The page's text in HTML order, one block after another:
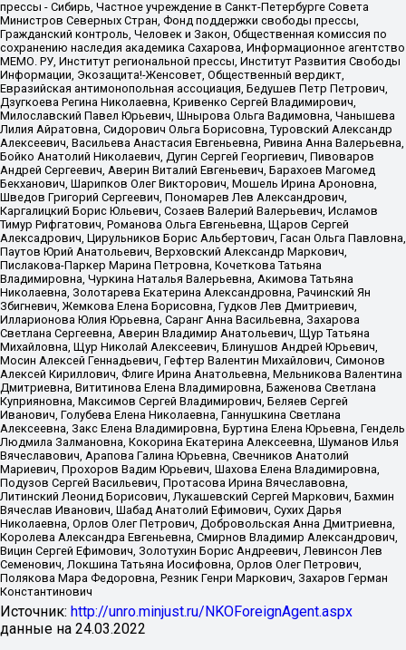
прессы - Сибирь, Частное учреждение в Санкт-Петербурге Совета
Министров Северных Стран, Фонд поддержки свободы прессы,
Гражданский контроль, Человек и Закон, Общественная комиссия по
сохранению наследия академика Сахарова, Информационное агентство
МЕМО. РУ, Институт региональной прессы, Институт Развития Свободы
Информации, Экозащита!-Женсовет, Общественный вердикт,
Евразийская антимонопольная ассоциация, Бедушев Петр Петрович,
Дзугкоева Регина Николаевна, Кривенко Сергей Владимирович,
Милославский Павел Юрьевич, Шнырова Ольга Вадимовна, Чанышева
Лилия Айратовна, Сидорович Ольга Борисовна, Туровский Александр
Алексеевич, Васильева Анастасия Евгеньевна, Ривина Анна Валерьевна,
Бойко Анатолий Николаевич, Дугин Сергей Георгиевич, Пивоваров
Андрей Сергеевич, Аверин Виталий Евгеньевич, Барахоев Магомед
Бекханович, Шарипков Олег Викторович, Мошель Ирина Ароновна,
Шведов Григорий Сергеевич, Пономарев Лев Александрович,
Каргалицкий Борис Юльевич, Созаев Валерий Валерьевич, Исламов
Тимур Рифгатович, Романова Ольга Евгеньевна, Щаров Сергей
Алексадрович, Цирульников Борис Альбертович, Гасан Ольга Павловна,
Паутов Юрий Анатольевич, Верховский Александр Маркович,
Пислакова-Паркер Марина Петровна, Кочеткова Татьяна
Владимировна, Чуркина Наталья Валерьевна, Акимова Татьяна
Николаевна, Золотарева Екатерина Александровна, Рачинский Ян
Збигневич, Жемкова Елена Борисовна, Гудков Лев Дмитриевич,
Илларионова Юлия Юрьевна, Саранг Анна Васильевна, Захарова
Светлана Сергеевна, Аверин Владимир Анатольевич, Щур Татьяна
Михайловна, Щур Николай Алексеевич, Блинушов Андрей Юрьевич,
Мосин Алексей Геннадьевич, Гефтер Валентин Михайлович, Симонов
Алексей Кириллович, Флиге Ирина Анатольевна, Мельникова Валентина
Дмитриевна, Вититинова Елена Владимировна, Баженова Светлана
Куприяновна, Максимов Сергей Владимирович, Беляев Сергей
Иванович, Голубева Елена Николаевна, Ганнушкина Светлана
Алексеевна, Закс Елена Владимировна, Буртина Елена Юрьевна, Гендель
Людмила Залмановна, Кокорина Екатерина Алексеевна, Шуманов Илья
Вячеславович, Арапова Галина Юрьевна, Свечников Анатолий
Мариевич, Прохоров Вадим Юрьевич, Шахова Елена Владимировна,
Подузов Сергей Васильевич, Протасова Ирина Вячеславовна,
Литинский Леонид Борисович, Лукашевский Сергей Маркович, Бахмин
Вячеслав Иванович, Шабад Анатолий Ефимович, Сухих Дарья
Николаевна, Орлов Олег Петрович, Добровольская Анна Дмитриевна,
Королева Александра Евгеньевна, Смирнов Владимир Александрович,
Вицин Сергей Ефимович, Золотухин Борис Андреевич, Левинсон Лев
Семенович, Локшина Татьяна Иосифовна, Орлов Олег Петрович,
Полякова Мара Федоровна, Резник Генри Маркович, Захаров Герман
Константинович
Источник: http://unro.minjust.ru/NKOForeignAgent.aspx
данные на 24.03.2022